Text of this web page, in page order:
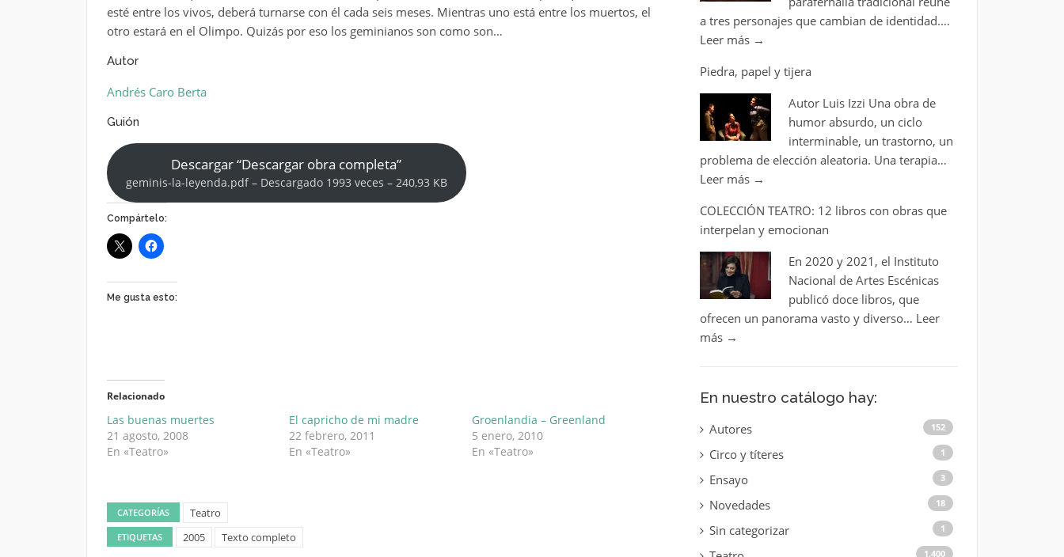
esté entre los vivos, deberá turnarse con él cada seis meses. Mientras uno está entre los muertos, el
otro estará en el Olimpo. Quizás por eso los geminianos son como son…
Autor
Andrés Caro Berta
Guión
Descargar “Descargar obra completa”
geminis-la-leyenda.pdf – Descargado 1993 veces – 240,93 KB
Compártelo:
Me gusta esto:
Relacionado
Las buenas muertes
21 agosto, 2008
En «Teatro»
El capricho de mi madre
22 febrero, 2011
En «Teatro»
Groenlandia – Greenland
5 enero, 2010
En «Teatro»
CATEGORÍAS Teatro
ETIQUETAS 2005 Texto completo
a tres personajes que cambian de identidad.…
Leer más →
Piedra, papel y tijera
Autor Luis Izzi Una obra de
humor absurdo, un ciclo
interminable, un trastorno, un
problema de elección aleatoria. Una terapia…
Leer más →
COLECCIÓN TEATRO: 12 libros con obras que
interpelan y emocionan
En 2020 y 2021, el Instituto
Nacional de Artes Escénicas
publicó doce libros, que
ofrecen un panorama vasto y diverso… Leer
más →
En nuestro catálogo hay:
Autores 152
Circo y títeres 1
Ensayo 3
Novedades 18
Sin categorizar 1
1.400